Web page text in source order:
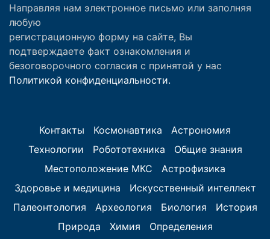
Направляя нам электронное письмо или заполняя
любую
регистрационную форму на сайте, Вы
подтверждаете факт ознакомления и
безоговорочного согласия с принятой у нас
Политикой конфиденциальности.
Контакты Космонавтика
Астрономия
Технологии
Робототехника
Общие знания
Местоположение МКС
Астрофизика
Здоровье и медицина
Искусственный интеллект
Палеонтология
Археология Биология
История
Природа
Химия Определения